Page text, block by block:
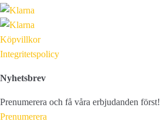
Köpvillkor
Integritetspolicy
Nyhetsbrev
Prenumerera och få våra erbjudanden först!
Prenumerera